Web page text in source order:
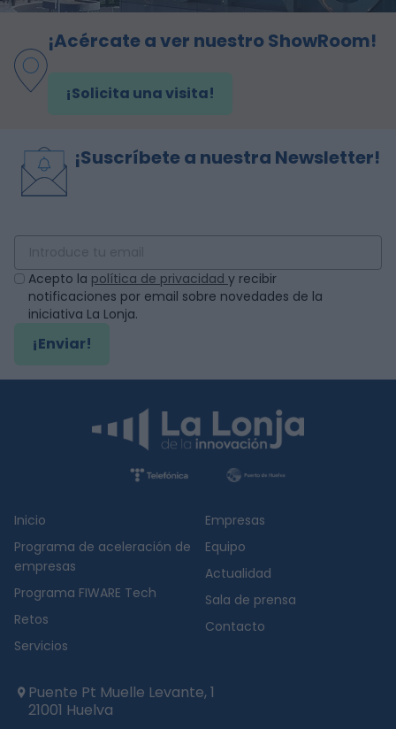
¡Acércate a ver nuestro ShowRoom!
¡Solicita una visita!
¡Suscríbete a nuestra Newsletter!
Acepto la política de privacidad y recibir
notificaciones por email sobre novedades de la
iniciativa La Lonja.
¡Enviar!
Inicio
Programa de aceleración de
empresas
Programa FIWARE Tech
Retos
Servicios
Empresas
Equipo
Actualidad
Sala de prensa
Contacto
Puente Pt Muelle Levante, 1
21001 Huelva